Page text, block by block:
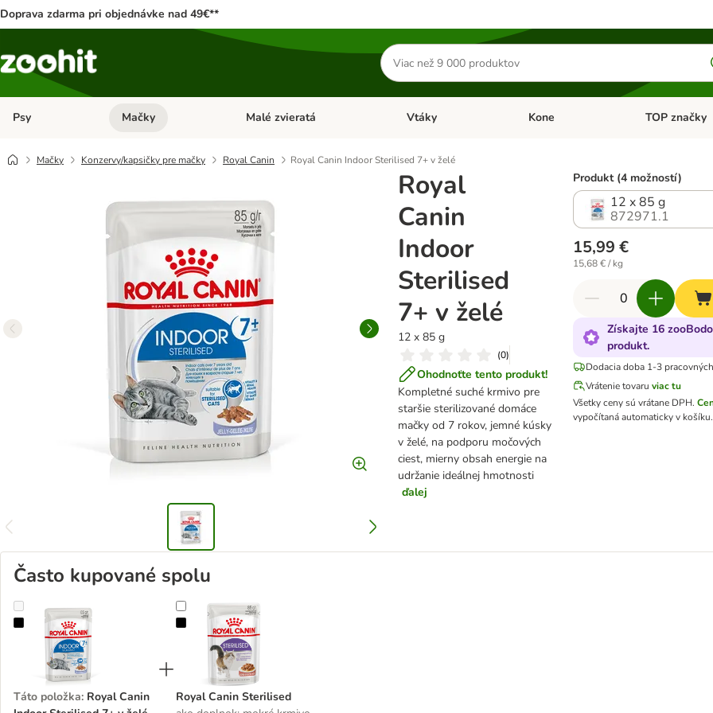
Doprava zdarma pri objednávke nad 49€**
Hľadať
produkty
Psy Otvoriť menu: Psy
Mačky Otvoriť menu: Mačky
Malé zvieratá Otvoriť menu: Malé zvieratá
Vtáky Otvoriť menu: Vtáky
Kone Otvoriť menu:
TOP značky
Mačky Konzervy/kapsičky pre mačky Royal Canin Royal Canin Indoor Sterilised 7+ v želé
Royal
Canin
Indoor
Sterilised
7+ v želé
12 x 85 g
(0)
Ohodnoťte tento produkt!
Kompletné suché krmivo pre
staršie sterilizované domáce
mačky od 7 rokov, jemné kúsky
v želé, na podporu močových
ciest, mierny obsah energie na
udržanie ideálnej hmotnosti
ďalej
Produkt (4 možností)
12 x 85 g
872971.1
15,99 €
15,68 € / kg
Získajte 16
produkt.
Dodacia doba 1-3
Vrátenie tovaru viac tu
Všetky ceny sú vrátane DPH.
vypočítaná automaticky v košíku.
Často kupované spolu
Royal Canin Indoor Sterilised 7+ v želé
Táto položka: Royal Canin
Royal Canin Sterilised
Royal Canin Sterilised